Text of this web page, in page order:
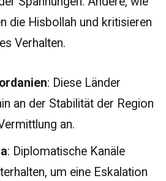
die Hisbollah und kritisieren
Verhalten.
: Diese Länder
an der Stabilität der Region
an.
: Diplomatische Kanäle
um eine Eskalation